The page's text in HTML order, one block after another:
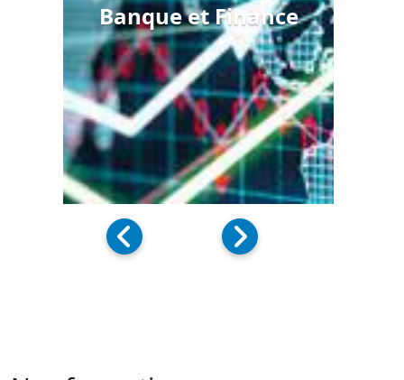
Banque et Finance